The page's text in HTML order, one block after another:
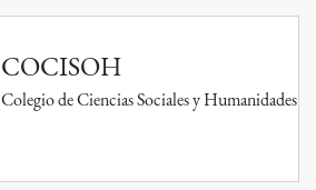
COCISOH
Colegio de Ciencias Sociales y Humanidades